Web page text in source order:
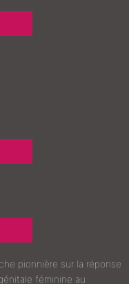
pionnière sur la réponse
féminine au